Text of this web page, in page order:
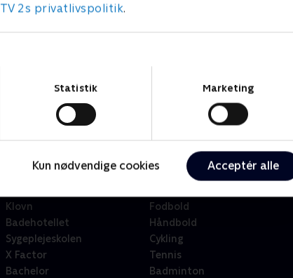
TV 2s privatlivspolitik.
Statistik Marketing
Kun nødvendige cookies Acceptér alle
Klovn
Badehotellet
Sygeplejeskolen
X Factor
Bachelor
Fodbold
Håndbold
Cykling
Tennis
Badminton